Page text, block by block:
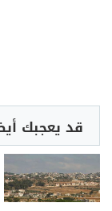
قد يعجبك